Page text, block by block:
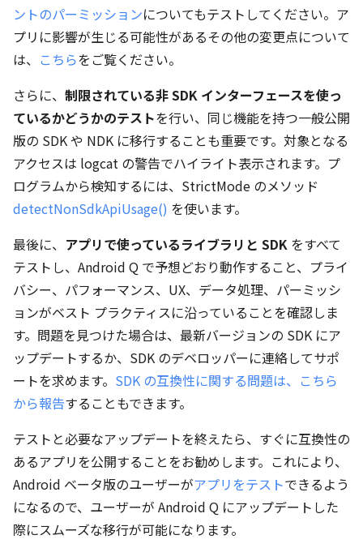
ントのパーミッションについてもテストしてください。ア
プリに影響が生じる可能性があるその他の変更点について
は、 こちらをご覧ください。
さらに、 制限されている非 SDK インターフェースを使っ
ているかどうかのテストを行い、同じ機能を持つ一般公開
版の SDK や NDK に移行することも重要です。対象となる
アクセスは logcat の警告でハイライト表示されます。プ
ログラムから検知するには、StrictMode のメソッド
detectNonSdkApiUsage() を使います。
最後に、 アプリで使っているライブラリと SDK をすべて
テストし、Android Q で予想どおり動作すること、プライ
バシー、パフォーマンス、UX、データ処理、パーミッシ
ョンがベスト プラクティスに沿っていることを確認しま
す。問題を見つけた場合は、最新バージョンの SDK にア
ップデートするか、SDK のデベロッパーに連絡してサポ
ートを求めます。 SDK の互換性に関する問題は、こちら
から報告することもできます。
テストと必要なアップデートを終えたら、すぐに互換性の
あるアプリを公開することをお勧めします。これにより、
Android ベータ版のユーザーがアプリをテストできるよう
になるので、ユーザーが Android Q にアップデートした
際にスムーズな移行が可能になります。